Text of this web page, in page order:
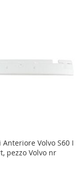
Anteriore Volvo S60 I
pezzo Volvo nr